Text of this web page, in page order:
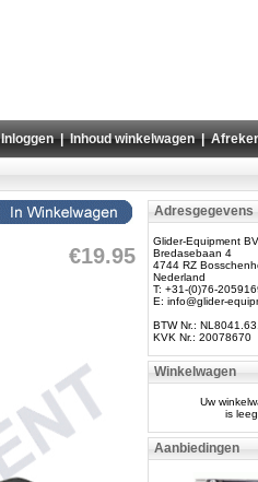
Inloggen|Inhoud winkelwagen|
€19.95
Adresgegevens
Glider-Equipment BV
Bredasebaan 4
4744 RZ
Nederland
T: +31-(0)76-
E: info@glider-
BTW Nr.:
KVK Nr.: 20078670
Winkelwagen
Uw
is leeg
Aanbiedingen